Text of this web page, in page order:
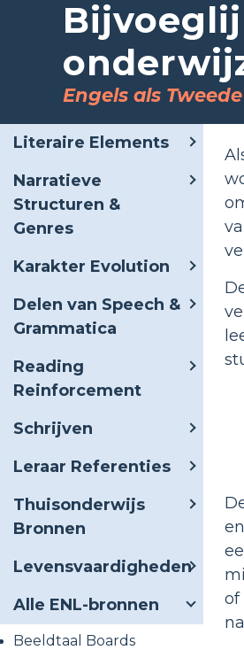
Engels als
Literaire Elements
Narratieve
Structuren &
Genres
Karakter Evolution
Delen van Speech &
Grammatica
Reading
Reinforcement
Schrijven
Leraar Referenties
Thuisonderwijs
Bronnen
Levensvaardigheden
Alle ENL-bronnen
Beeldtaal Boards
of